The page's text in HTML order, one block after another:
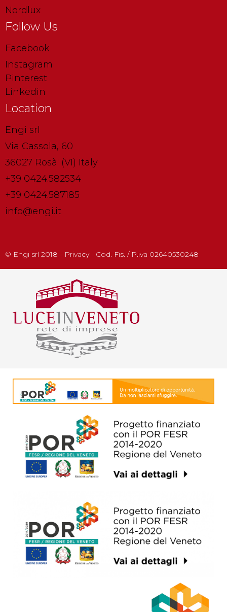
Nordlux
Follow Us
Facebook
Instagram
Pinterest
Linkedin
Location
Engi srl
Via Cassola, 60
36027 Rosà' (VI) Italy
+39 0424.582534
+39 0424.587185
info@engi.it
© Engi srl 2018 - Privacy - Cod. Fis. / P.iva 02640530248